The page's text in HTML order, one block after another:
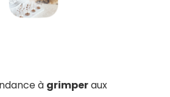
à grimperaux